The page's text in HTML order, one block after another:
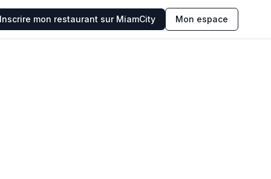
Inscrire mon restaurant sur MiamCity Mon espace